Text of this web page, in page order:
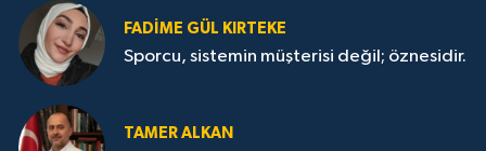
FADIME GÜL KIRTEKE
Sporcu, sistemin müşterisi değil; öznesidir.
TAMER ALKAN